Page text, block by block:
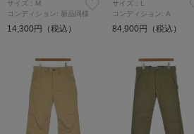
サイズ：M
コンディション: 新品同様
14,300円（税込）
サイズ：L
コンディション: A
84,900円（税込）